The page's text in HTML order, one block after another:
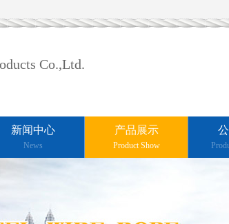
Co.,Ltd.
新闻中心
News
产品展示
Product Show